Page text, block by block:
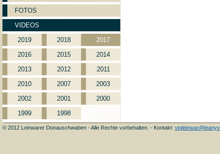
FOTOS
VIDEOS
2019
2018
2017
2016
2015
2014
2013
2012
2011
2010
2007
2003
2002
2001
2000
1999
1998
© 2012 Leinwarer Donauschwaben - Alle Rechte vorbehalten. - Kontakt: